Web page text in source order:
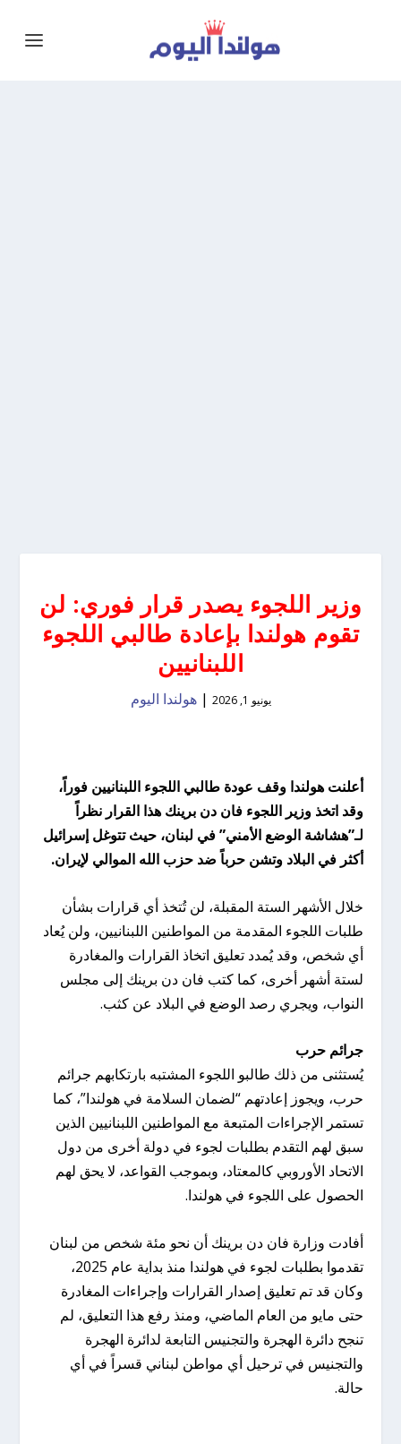
وزير اللجوء يصدر قرار فوري: لن
تقوم هولندا بإعادة طالبي اللجوء
اللبنانيين
يونيو 1, 2026 |هولندا اليوم
أعلنت هولندا وقف عودة طالبي اللجوء اللبنانيين فوراً،
وقد اتخذ وزير اللجوء فان دن برينك هذا القرار نظراً
لـ”هشاشة الوضع الأمني” في لبنان، حيث تتوغل إسرائيل
أكثر في البلاد وتشن حرباً ضد حزب الله الموالي لإيران.
خلال الأشهر الستة المقبلة، لن تُتخذ أي قرارات بشأن
طلبات اللجوء المقدمة من المواطنين اللبنانيين، ولن يُعاد
أي شخص، وقد يُمدد تعليق اتخاذ القرارات والمغادرة
لستة أشهر أخرى، كما كتب فان دن برينك إلى مجلس
النواب، ويجري رصد الوضع في البلاد عن كثب.
جرائم حرب
يُستثنى من ذلك طالبو اللجوء المشتبه بارتكابهم جرائم
حرب، ويجوز إعادتهم “لضمان السلامة في هولندا”، كما
تستمر الإجراءات المتبعة مع المواطنين اللبنانيين الذين
سبق لهم التقدم بطلبات لجوء في دولة أخرى من دول
الاتحاد الأوروبي كالمعتاد، وبموجب القواعد، لا يحق لهم
الحصول على اللجوء في هولندا.
أفادت وزارة فان دن برينك أن نحو مئة شخص من لبنان
تقدموا بطلبات لجوء في هولندا منذ بداية عام 2025،
وكان قد تم تعليق إصدار القرارات وإجراءات المغادرة
حتى مايو من العام الماضي، ومنذ رفع هذا التعليق، لم
تنجح دائرة الهجرة والتجنيس التابعة لدائرة الهجرة
والتجنيس في ترحيل أي مواطن لبناني قسراً في أي
حالة.